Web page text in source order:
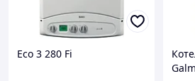
Eco 3 280 Fi